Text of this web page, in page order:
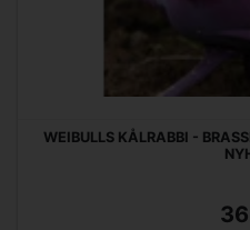
WEIBULLS KÅLRABBI -